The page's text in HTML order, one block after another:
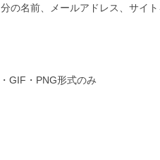
の名前、メールアドレス、サイ
GIF・PNG形式のみ